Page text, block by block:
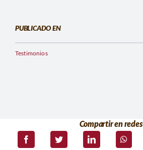
PUBLICADO EN
Testimonios
Compartir en redes